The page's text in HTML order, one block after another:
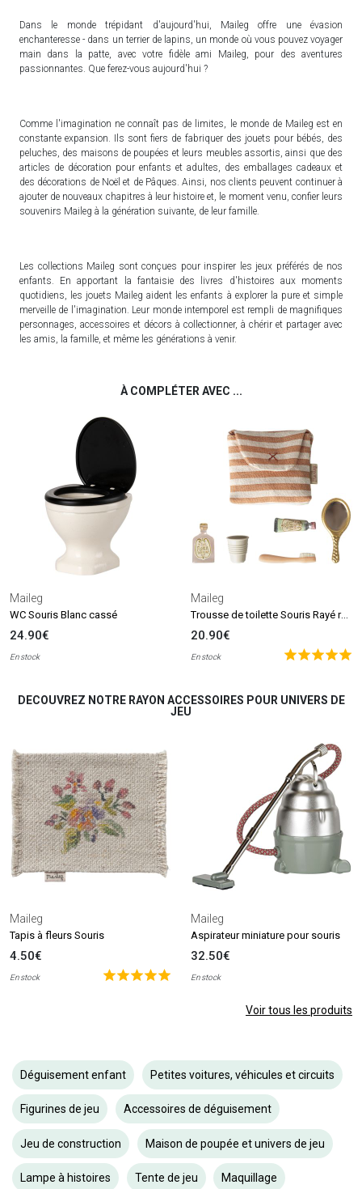
Dans le monde trépidant d'aujourd'hui, Maileg offre une évasion
enchanteresse - dans un terrier de lapins, un monde où vous pouvez voyager
main dans la patte, avec votre fidèle ami Maileg, pour des aventures
passionnantes. Que ferez-vous aujourd'hui ?
Comme l'imagination ne connaît pas de limites, le monde de Maileg est en
constante expansion. Ils sont fiers de fabriquer des jouets pour bébés, des
peluches, des maisons de poupées et leurs meubles assortis, ainsi que des
articles de décoration pour enfants et adultes, des emballages cadeaux et
des décorations de Noël et de Pâques. Ainsi, nos clients peuvent continuer à
ajouter de nouveaux chapitres à leur histoire et, le moment venu, confier leurs
souvenirs Maileg à la génération suivante, de leur famille.
Les collections Maileg sont conçues pour inspirer les jeux préférés de nos
enfants. En apportant la fantaisie des livres d'histoires aux moments
quotidiens, les jouets Maileg aident les enfants à explorer la pure et simple
merveille de l'imagination. Leur monde intemporel est rempli de magnifiques
personnages, accessoires et décors à collectionner, à chérir et partager avec
les amis, la famille, et même les générations à venir.
À COMPLÉTER AVEC ...
Maileg
WC Souris Blanc cassé
24.90€
En stock
Maileg
Trousse de toilette Souris Rayé rouge
20.90€
En stock
DECOUVREZ NOTRE RAYON ACCESSOIRES POUR UNIVERS DE
JEU
Maileg
Tapis à fleurs Souris
4.50€
En stock
Maileg
Aspirateur miniature pour souris
32.50€
En stock
Voir tous les produits
Déguisement enfant Petites voitures, véhicules et circuits
Figurines de jeu Accessoires de déguisement
Jeu de construction Maison de poupée et univers de jeu
Lampe à histoires Tente de jeu Maquillage